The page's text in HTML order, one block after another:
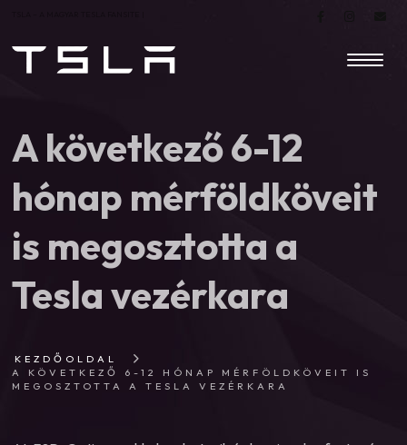
A következő 6-12
hónap mérföldköveit
is megosztotta a
Tesla vezérkara
KEZDŐOLDAL
A KÖVETKEZŐ 6-12 HÓNAP MÉRFÖLDKÖVEIT IS
MEGOSZTOTTA A TESLA VEZÉRKARA